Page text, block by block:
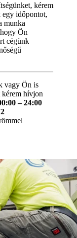
kérem
egy időpontot,
munka
Ön
cégünk
vagy Ön is
kérem hívjon
– 24:00